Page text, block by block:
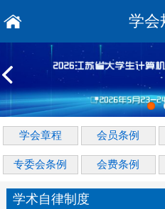
学会
学会章程 会员条例
专委会条例 会费条例
学术自律制度